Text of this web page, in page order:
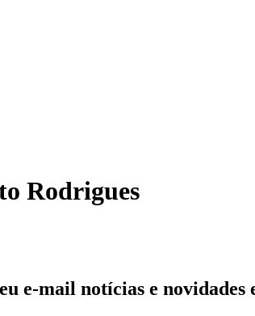
Rodrigues
e-mail notícias e